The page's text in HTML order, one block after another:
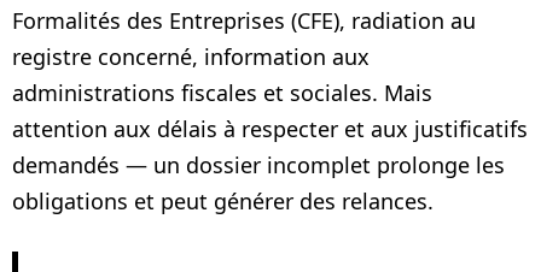
Formalités des Entreprises (CFE), radiation au
registre concerné, information aux
administrations fiscales et sociales. Mais
attention aux délais à respecter et aux justificatifs
demandés — un dossier incomplet prolonge les
obligations et peut générer des relances.